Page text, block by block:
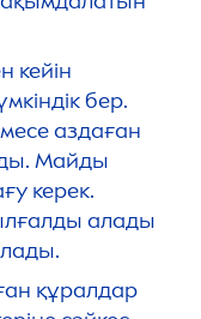
кейін
бер.
аздаған
Майды
керек.
алады
құралдар